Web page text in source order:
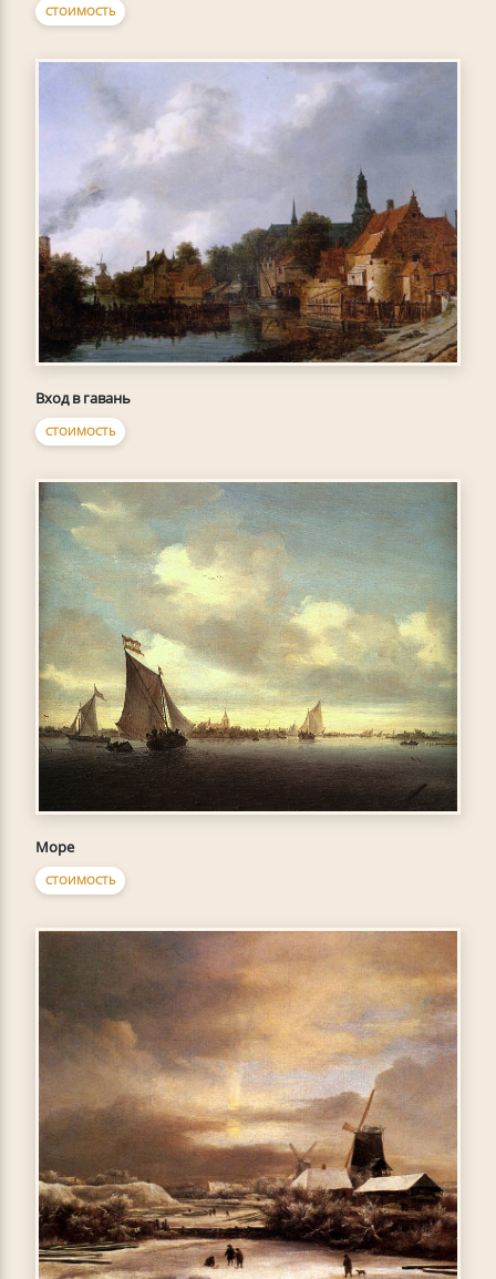
СТОИМОСТЬ
Вход в гавань
СТОИМОСТЬ
Море
СТОИМОСТЬ